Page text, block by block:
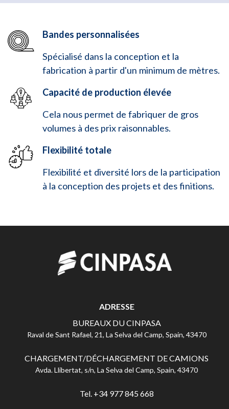
Bandes personnalisées
Spécialisé dans la conception et la
fabrication à partir d'un minimum de mètres.
Capacité de production élevée
Cela nous permet de fabriquer de gros
volumes à des prix raisonnables.
Flexibilité totale
Flexibilité et diversité lors de la participation
à la conception des projets et des finitions.
ADRESSE
BUREAUX DU CINPASA
Raval de Sant Rafael, 21, La Selva del Camp, Spain, 43470
CHARGEMENT/DÉCHARGEMENT DE CAMIONS
Avda. Llibertat, s/n, La Selva del Camp, Spain, 43470
Tel. +34 977 845 668